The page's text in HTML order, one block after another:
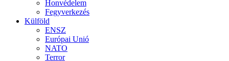
Honvédelem
Fegyverkezés
Külföld
ENSZ
Európai Unió
NATO
Terror